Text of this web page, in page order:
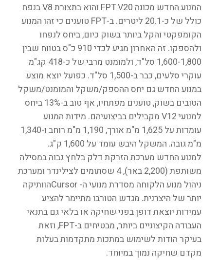
המנוע החדש מכונה FPT V20 והוא בתצורת V8 בנפח
כולל של כ-20.1 ליטרים. ב-FPT טוענים כי זהו המנוע
הקומפקטי והקל ביותר בשוק כיום, ביחס לנפחו
ולהספקו. זה האחרון מגיע לכדי 910 כ"ס בטווח שבין
1,600-1,800 סל"ד, ולמומנט מרבי של כ-418 קג"מ
עוקרי סלעים, כבר ב-1,500 סל"ד. כפועל יוצא מוצע
במנוע החדש גם יחס ההספק/משקל והמומנט/משקל
הטובים בשוק, טוענים מפתחיו, אף טוב ב-13% ביחס
למנועי V12 מקבילים בביצועיהם. מידות המנוע
עומדות על 1,625 מ"מ אורך, 1,190 מ"מ רוחב ו-1,340
מ"מ גובה. המשקל היבש עומד על 1,600 ק"ג.
למנוע החדש מערכת הזרקת דלק בלחץ גבוה במסילה
משותפת (2,200 באר), 4 שסתומים לצילינדר ומערכת
ניהול מנוע הלקוחה מסדרת מנועי ה- Cursorהוותיקה
יותר של היצרנית. מגדש הטורבו מתיימר להציע
עמידות יוצאת דופן בפני שחיקה או בלאי גם בתנאי
העבודה הקיצוניים ביותר, מבטיחים ב-FPT, וזאת
בעיקר הודות לשימוש במתכות מתקדמות בעלות
מקדם שחיקה נמוך במיוחד.